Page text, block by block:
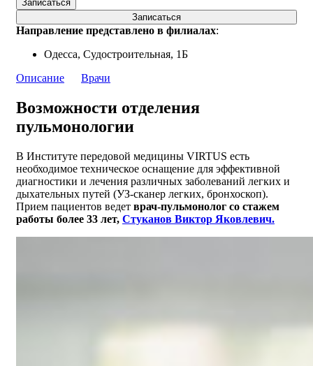
Записаться
Записаться
Направление представлено в филиалах:
Одесса, Судостроительная, 1Б
Описание
Врачи
Возможности отделения
пульмонологии
В Институте передовой медицины VIRTUS есть
необходимое техническое оснащение для эффективной
диагностики и лечения различных заболеваний легких и
дыхательных путей (УЗ-сканер легких, бронхоскоп).
Прием пациентов ведет врач-пульмонолог со стажем
работы более 33 лет, Стуканов Виктор Яковлевич.